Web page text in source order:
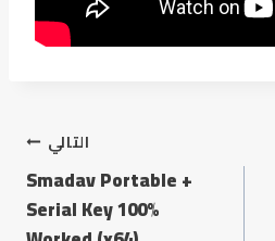
التالي
Smadav Portable +
Serial Key 100%